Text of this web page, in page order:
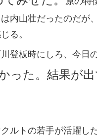
内山壮だったのだが
る。
登板時にしろ、今日
った。結果が
ルトの若手が活躍し